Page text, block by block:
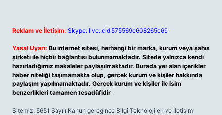
Reklam ve İletişim: Skype: live:.cid.575569c608265c69
Yasal Uyarı: Bu internet sitesi, herhangi bir marka, kurum veya şahıs
şirketi ile hiçbir bağlantısı bulunmamaktadır. Sitede yalnızca kendi
hazırladığımız makaleler paylaşılmaktadır. Burada yer alan içerikler
haber niteliği taşımamakta olup, gerçek kurum ve kişiler hakkında
paylaşım yapılmamaktadır. Gerçek kurum ve kişiler ile isim
benzerlikleri tamamen tesadüfidir.
Sitemiz, 5651 Sayılı Kanun gereğince Bilgi Teknolojileri ve İletişim